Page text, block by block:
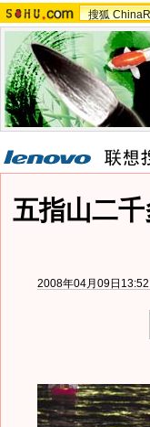
搜狐
五指山二
2008年04月09日13:52